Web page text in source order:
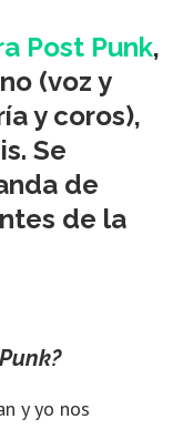
Post Punk,
(voz y
y coros),
Se
de
de la
y yo nos